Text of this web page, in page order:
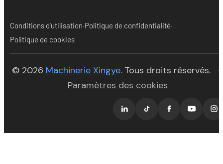
Conditions d'utilisation·Politique de confidentialité·
Politique de cookies
© 2026 Machinerie Xingye(opens in new tab)
. Tous droits réservés.
·
Paramètres des cookies